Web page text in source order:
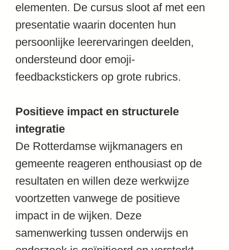
elementen. De cursus sloot af met een
presentatie waarin docenten hun
persoonlijke leerervaringen deelden,
ondersteund door emoji-
feedbackstickers op grote rubrics.
Positieve impact en structurele
integratie
De Rotterdamse wijkmanagers en
gemeente reageren enthousiast op de
resultaten en willen deze werkwijze
voortzetten vanwege de positieve
impact in de wijken. Deze
samenwerking tussen onderwijs en